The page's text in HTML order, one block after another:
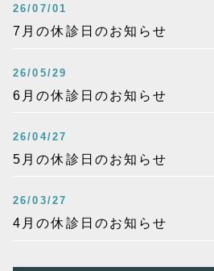
26/07/01
7月の休診日のお知らせ
26/05/29
6月の休診日のお知らせ
26/04/27
5月の休診日のお知らせ
26/03/27
4月の休診日のお知らせ